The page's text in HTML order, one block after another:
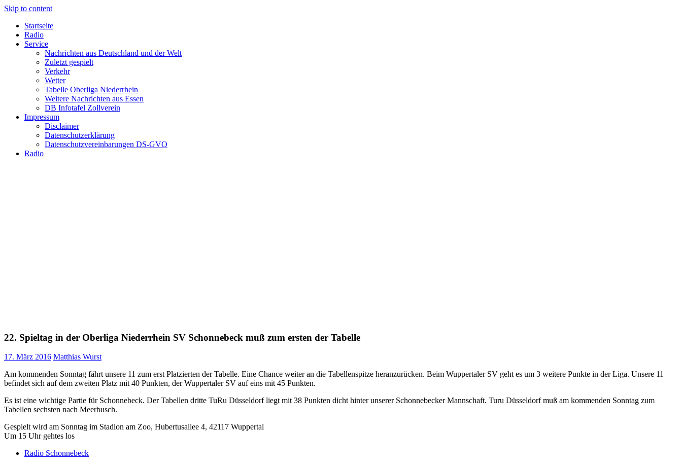
Skip to content
Startseite
Radio
Service
Nachrichten aus Deutschland und der Welt
Zuletzt gespielt
Verkehr
Wetter
Tabelle Oberliga Niederrhein
Weitere Nachrichten aus Essen
DB Infotafel Zollverein
Impressum
Disclaimer
Datenschutzerklärung
Datenschutzvereinbarungen DS-GVO
Radio
22. Spieltag in der Oberliga Niederrhein SV Schonnebeck muß zum ersten der Tabelle
17. März 2016 Matthias Wurst
Am kommenden Sonntag fährt unsere 11 zum erst Platzierten der Tabelle. Eine Chance weiter an die Tabellenspitze heranzurücken. Beim Wuppertaler SV geht es um 3 weitere Punkte in der Liga. Unsere 11
befindet sich auf dem zweiten Platz mit 40 Punkten, der Wuppertaler SV auf eins mit 45 Punkten.
Es ist eine wichtige Partie für Schonnebeck. Der Tabellen dritte TuRu Düsseldorf liegt mit 38 Punkten dicht hinter unserer Schonnebecker Mannschaft. Turu Düsseldorf muß am kommenden Sonntag zum
Tabellen sechsten nach Meerbusch.
Gespielt wird am Sonntag im Stadion am Zoo, Hubertusallee 4, 42117 Wuppertal
Um 15 Uhr gehtes los
Radio Schonnebeck